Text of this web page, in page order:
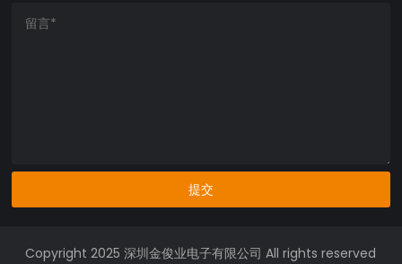
提交
Copyright 2025 深圳金俊业电子有限公司 All rights reserved